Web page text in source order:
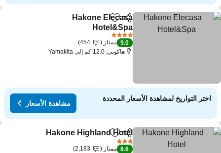
مشاركةAdd to favorites
Hakone Elecasa
Hotel&Spa
مشاهدة الأسعار
9.0 ممتاز
454
هاكوني, 12.0 كم إلى Yamakita
اختر التواريخ لمشاهدة الأسعار المحددة
مشاهدة الأسعار
مشاركةAdd to favorites
Hakone Highland Hotel
8.6 ممتاز
2,183